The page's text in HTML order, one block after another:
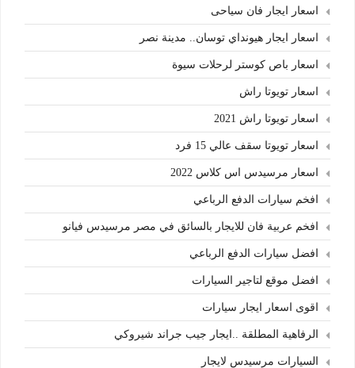
اسعار ايجار فان سياحى
اسعار ايجار هيونداي توسان.. مدينة نصر
اسعار باص كوستر لرحلات سيوة
اسعار تويوتا راش
اسعار تويوتا راش 2021
اسعار تويوتا سقف عالي 15 فرد
اسعار مرسيدس اس كلاس 2022
افخم سيارات الدفع الرباعي
افخم عربية فان للايجار بالسائق في مصر مرسيدس فيانو
افضل سيارات الدفع الرباعي
افضل موقع لتاجير السيارات
اقوى اسعار ايجار سيارات
الرفاهية المطلقة ..ايجار جيب جراند شيروكي
السيارات مرسيدس لايجار